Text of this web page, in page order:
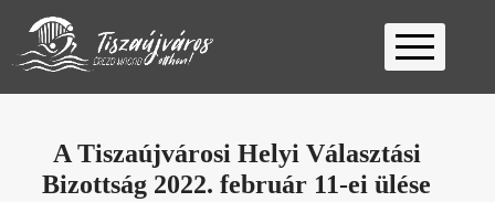
Kezdőlap
Ügyfélfogadás
Ügyintézés
A Tiszaújvárosi Helyi Választási
Bizottság 2022. február 11-ei ülése